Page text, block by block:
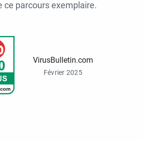
ce parcours exemplaire.
VirusBulletin.com
Février 2025